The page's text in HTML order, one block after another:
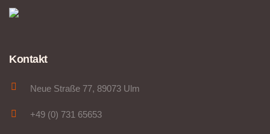
Kontakt
Neue Straße 77, 89073 Ulm
+49 (0) 731 65653